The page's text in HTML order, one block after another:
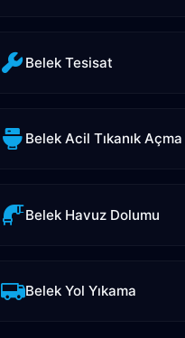
Belek Tesisat
Belek Acil Tıkanık Açma
Belek Havuz Dolumu
Belek Yol Yıkama